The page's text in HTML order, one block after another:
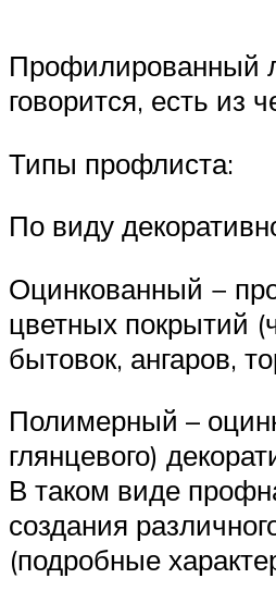
Профилированный
говорится, есть из
Типы профлиста:
По виду
Оцинкованный −
цветных покрытий
бытовок, ангаров,
Полимерный –
глянцевого)
В таком виде
создания
(подробные